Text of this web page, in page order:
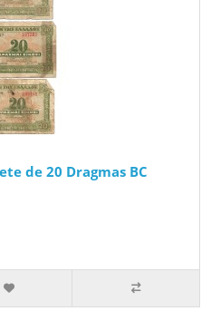
de 20 Dragmas BC